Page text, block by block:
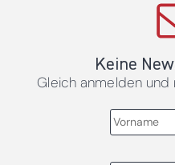
Keine
Gleich anmelden